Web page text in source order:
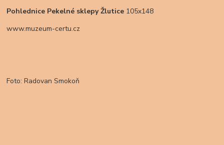
Pohlednice Pekelné sklepy Žlutice 105x148
www.muzeum-certu.cz
Foto: Radovan Smokoň